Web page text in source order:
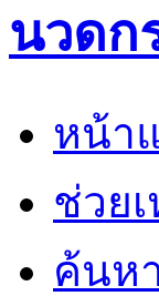
นวดก
หน้า
ช่วย
ค้นห